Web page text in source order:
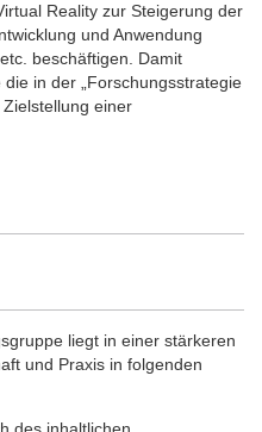
Reality zur Steigerung der
und Anwendung
beschäftigen. Damit
in der „Forschungss­trategie
einer
liegt in einer stärkeren
und Praxis in folgenden